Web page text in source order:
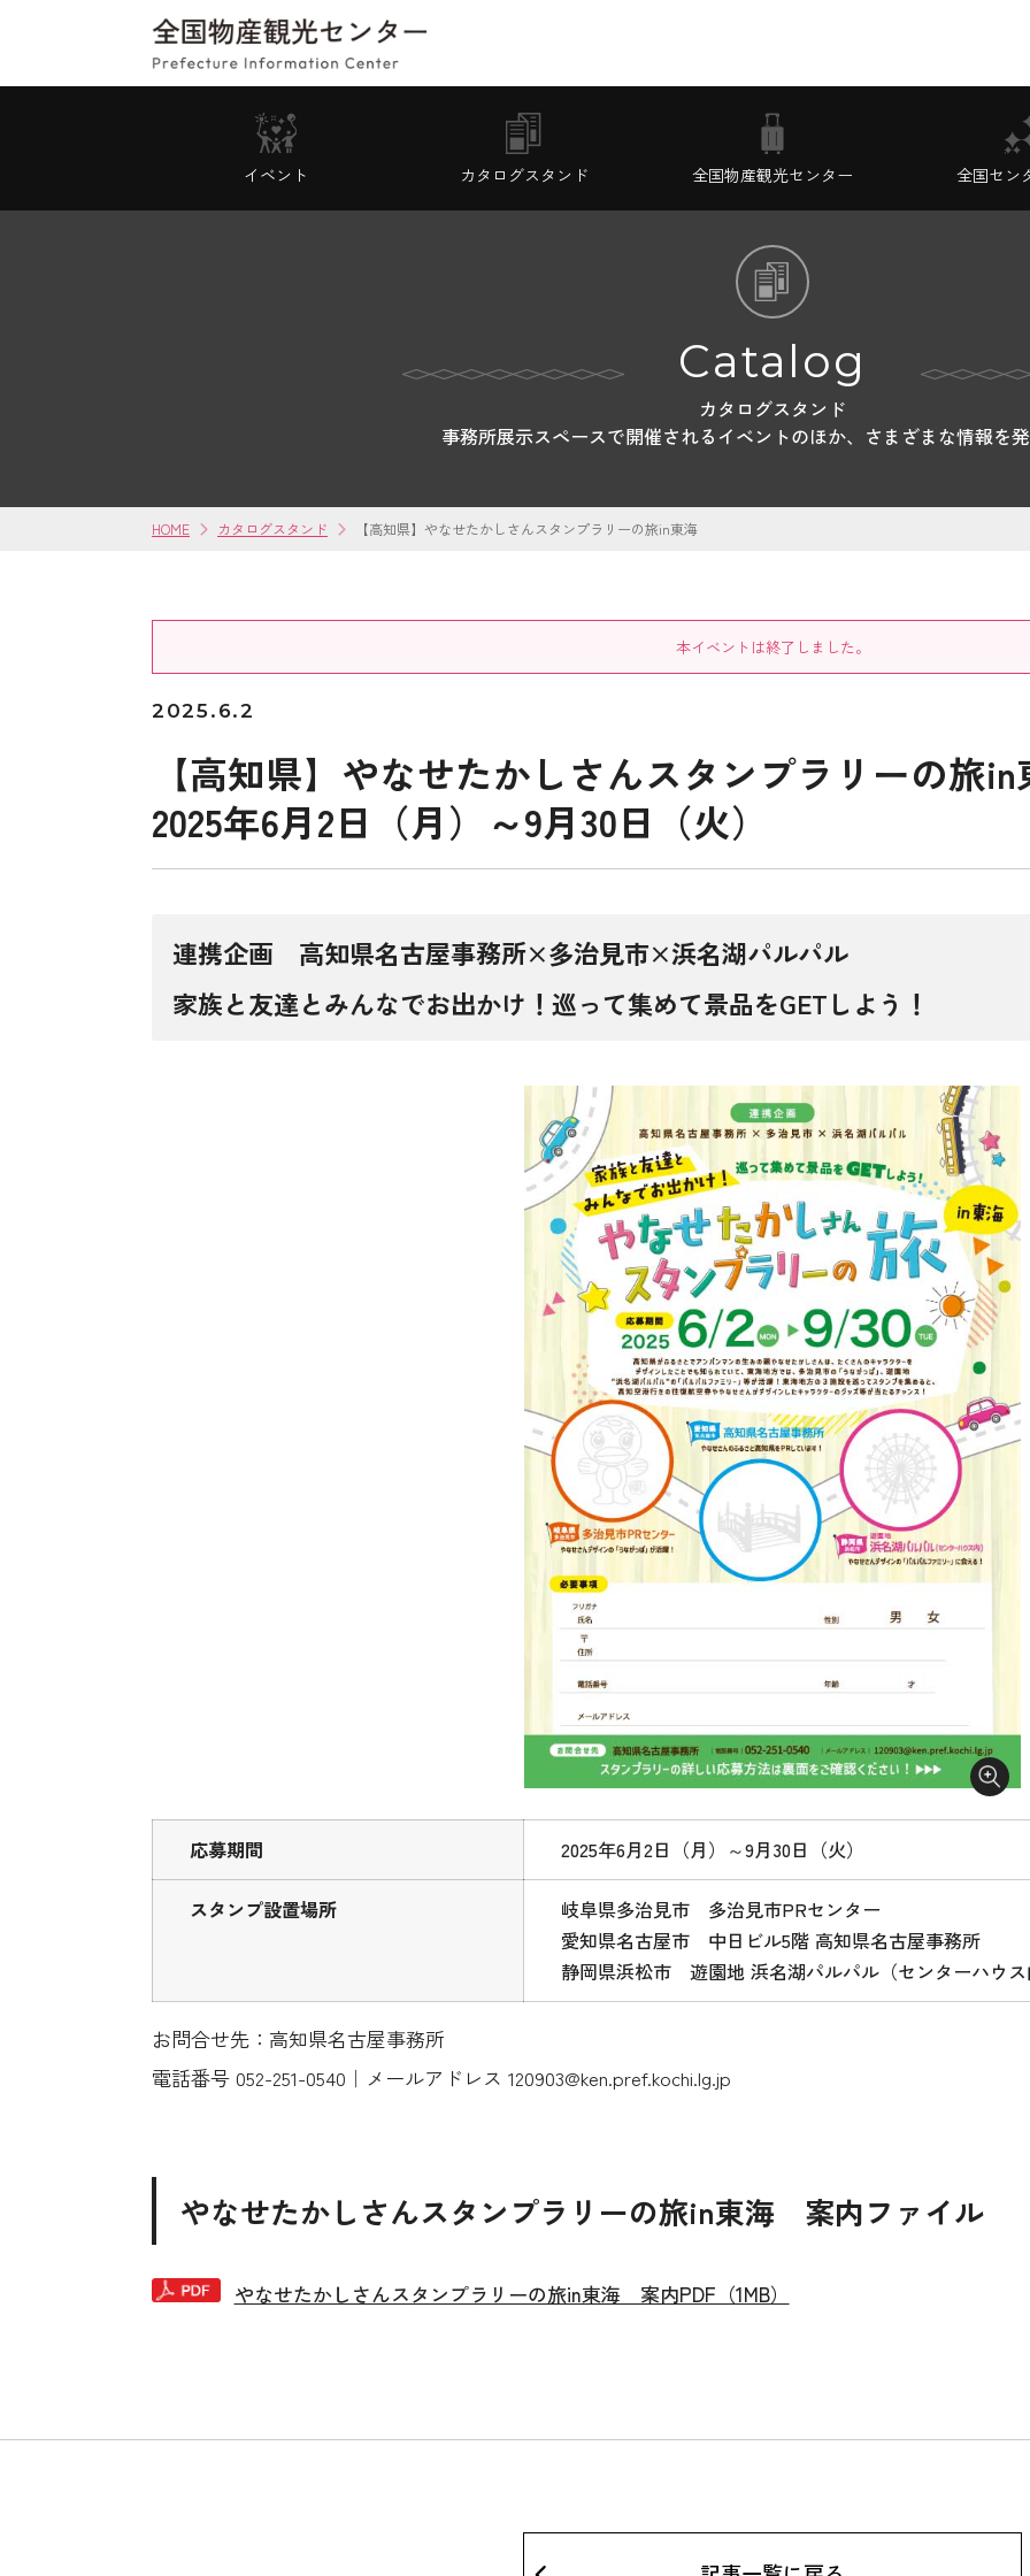
イベント カタログスタンド 全国物産観光センター 全国セン
Catalog
カタログスタンド
事務所展示スペースで開催されるイベントのほか、さまざまな情報を
HOME カタログスタンド 【高知県】やなせたかしさんスタンプラリーの旅in東海
本イベントは終了しました。
2025.6.2
【高知県】やなせたかしさんスタンプラリーの旅in
2025年6月2日（月）～9月30日（火）
連携企画 高知県名古屋事務所×多治見市×浜名湖パルパル
家族と友達とみんなでお出かけ！巡って集めて景品をGETしよう！
応募期間 2025年6月2日（月）～9月30日（火）
スタンプ設置場所
岐阜県多治見市 多治見市PRセンター
愛知県名古屋市 中日ビル5階 高知県名古屋事務所
静岡県浜松市 遊園地 浜名湖パルパル（センターハウ
お問合せ先：高知県名古屋事務所
電話番号 052-251-0540｜メールアドレス 120903@ken.pref.kochi.lg.jp
やなせたかしさんスタンプラリーの旅in東海 案内ファイル
やなせたかしさんスタンプラリーの旅in東海 案内PDF（1MB）